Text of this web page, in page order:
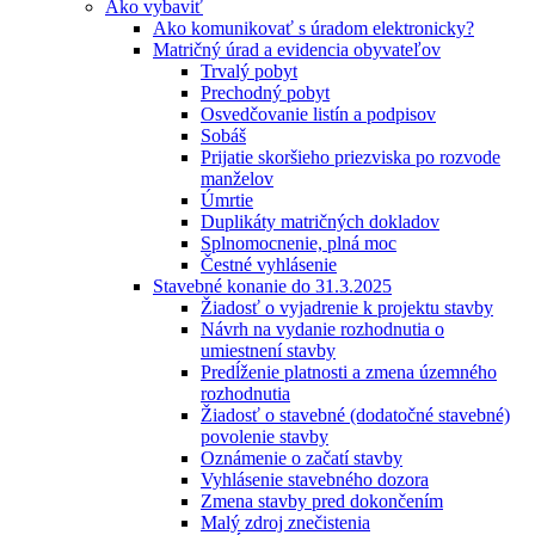
Ako vybaviť
Ako komunikovať s úradom elektronicky?
Matričný úrad a evidencia obyvateľov
Trvalý pobyt
Prechodný pobyt
Osvedčovanie listín a podpisov
Sobáš
Prijatie skoršieho priezviska po rozvode
manželov
Úmrtie
Duplikáty matričných dokladov
Splnomocnenie, plná moc
Čestné vyhlásenie
Stavebné konanie do 31.3.2025
Žiadosť o vyjadrenie k projektu stavby
Návrh na vydanie rozhodnutia o
umiestnení stavby
Predĺženie platnosti a zmena územného
rozhodnutia
Žiadosť o stavebné (dodatočné stavebné)
povolenie stavby
Oznámenie o začatí stavby
Vyhlásenie stavebného dozora
Zmena stavby pred dokončením
Malý zdroj znečistenia